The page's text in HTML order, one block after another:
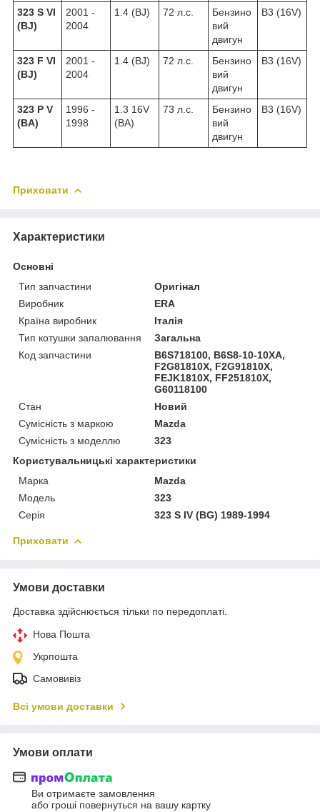
323 S VI
(BJ)
2001 -
2004
1.4 (BJ) 72 л.с.
Бензино
вий
двигун
B3 (16V)
323 F VI
(BJ)
2001 -
2004
1.4 (BJ) 72 л.с.
Бензино
вий
двигун
B3 (16V)
323 P V
(BA)
1996 -
1998
1.3 16V
(BA)
73 л.с.
Бензино
вий
двигун
B3 (16V)
Приховати
Характеристики
Основні
Тип запчастини
Оригінал
Виробник
ERA
Країна виробник
Італія
Тип котушки запалювання
Загальна
Код запчастини
B6S718100, B6S8-10-10XA,
F2G81810X, F2G91810X,
FEJK1810X, FF251810X,
G60118100
Стан
Новий
Сумісність з маркою
Mazda
Сумісність з моделлю
323
Користувальницькі характеристики
Марка
Mazda
Модель
323
Серія
323 S IV (BG) 1989-1994
Приховати
Умови доставки
Доставка здійснюється тільки по передоплаті.
Нова Пошта
Укрпошта
Самовивіз
Всі умови доставки
Умови оплати
Ви отримаєте замовлення
або гроші повернуться на вашу картку